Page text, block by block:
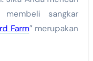
sangkar
Farm” merupakan